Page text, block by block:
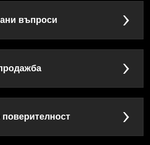
въпроси
поверителност